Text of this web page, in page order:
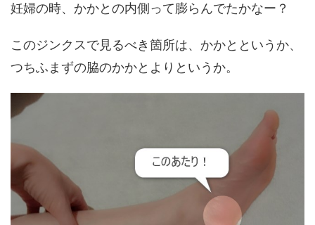
妊婦の時、かかとの内側って膨らんでたかなー？
このジンクスで見るべき箇所は、かかとというか、
つちふまずの脇のかかとよりというか。